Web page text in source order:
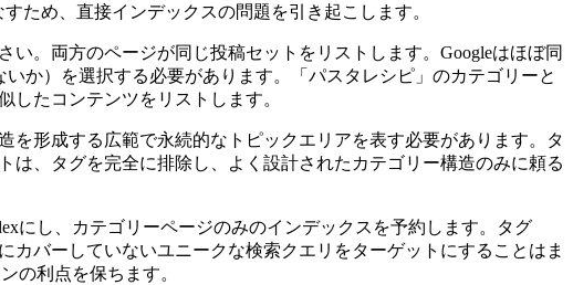
ため、直接インデックスの問題を引き起こします。
。両方のページが同じ投稿セットをリストします。Googleはほぼ同
か）を選択する必要があります。「パスタレシピ」のカテゴリーと
したコンテンツをリストします。
形成する広範で永続的なトピックエリアを表す必要があります。タ
、タグを完全に排除し、よく設計されたカテゴリー構造のみに頼る
にし、カテゴリーページのみのインデックスを予約します。タグ
バーしていないユニークな検索クエリをターゲットにすることはま
の利点を保ちます。